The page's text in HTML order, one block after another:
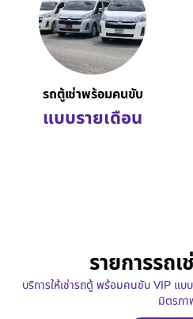
รถตู้เช่าพร้อมคนขับ
แบบรายเดือน
รายการรถเ
บริการให้เช่ารถตู้ พร้อมคนขับ VIP แบ
มิตรภา